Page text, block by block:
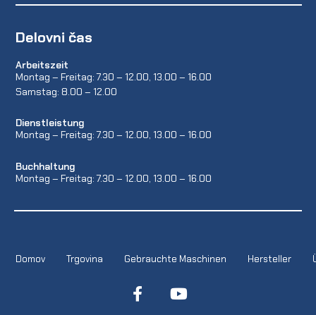
Delovni čas
Arbeitszeit
Montag – Freitag: 7.30 – 12.00, 13.00 – 16.00
Samstag: 8.00 – 12.00
Dienstleistung
Montag – Freitag: 7.30 – 12.00, 13.00 – 16.00
Buchhaltung
Montag – Freitag: 7.30 – 12.00, 13.00 – 16.00
Domov Trgovina Gebrauchte Maschinen Hersteller